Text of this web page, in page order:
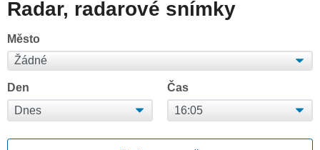
Radar, radarové snímky
Město
Den Čas